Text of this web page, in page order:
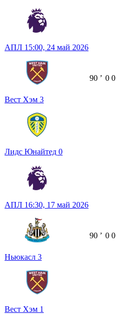
АПЛ 15:00, 24 май 2026
Вест Хэм 3
Лидс Юнайтед 0
90 ʼ 0 0
АПЛ 16:30, 17 май 2026
Ньюкасл 3
Вест Хэм 1
90 ʼ 0 0